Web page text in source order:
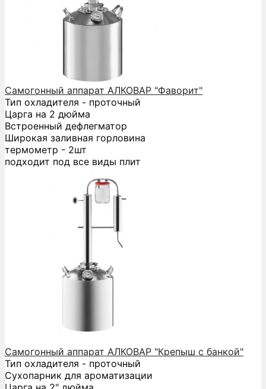
Самогонный аппарат АЛКОВАР "Фаворит"
Тип охладителя - проточный
Царга на 2 дюйма
Встроенный дефлегматор
Широкая заливная горловина
термометр - 2шт
подходит под все виды плит
Самогонный аппарат АЛКОВАР "Крепыш с банкой"
Тип охладителя - проточный
Сухопарник для ароматизации